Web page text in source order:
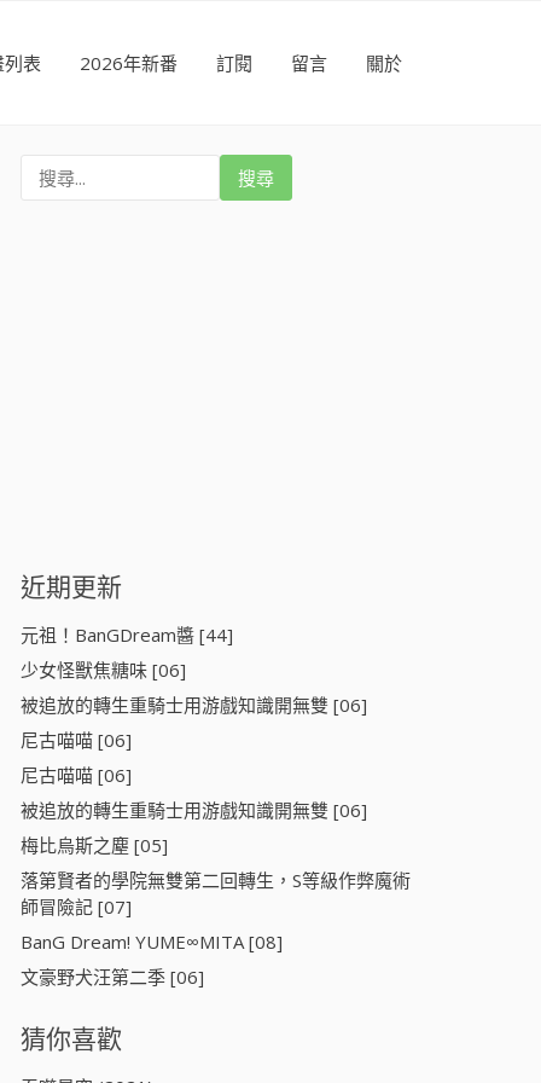
表 2026年新番 訂閱 留言 關於
近期更新
元祖！BanGDream醬 [44]
少女怪獸焦糖味 [06]
被追放的轉生重騎士用游戲知識開無雙 [06]
尼古喵喵 [06]
尼古喵喵 [06]
被追放的轉生重騎士用游戲知識開無雙 [06]
梅比烏斯之塵 [05]
落第賢者的學院無雙第二回轉生，S等級作弊魔術
師冒險記 [07]
BanG Dream! YUME∞MITA [08]
文豪野犬汪第二季 [06]
猜你喜歡